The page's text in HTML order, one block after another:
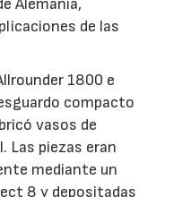
Alemania,
de las
1800 e
compacto
vasos de
Las piezas eran
mediante un
8 y depositadas